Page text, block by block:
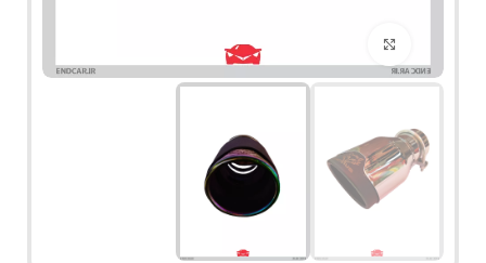
برای بزرگنمایی کلیک کنید